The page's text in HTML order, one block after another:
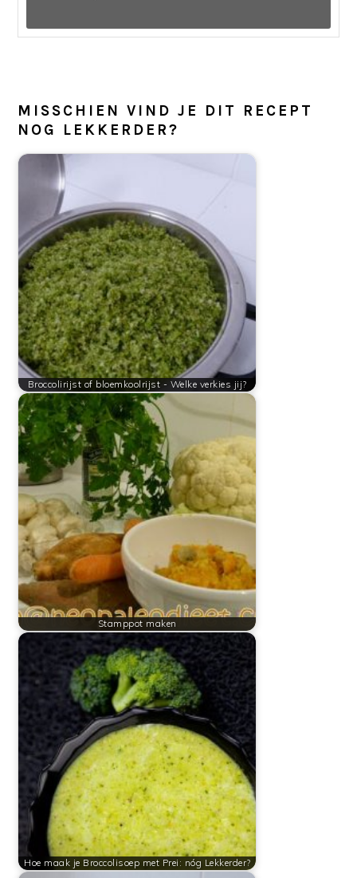
MISSCHIEN VIND JE DIT RECEPT
NOG LEKKERDER?
Broccolirijst of bloemkoolrijst - Welke verkies jij?
Stamppot maken
Hoe maak je Broccolisoep met Prei: nóg Lekkerder?